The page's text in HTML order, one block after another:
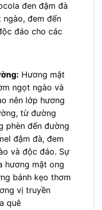
đen đậm đà
đem đến
đáo cho các
Hương mật
ngọt ngào và
nên lớp hương
từ đường
phèn đến đường
đậm đà, đem
và độc đáo. Sự
hương mật ong
bánh kẹo thơm
vị truyền
quê